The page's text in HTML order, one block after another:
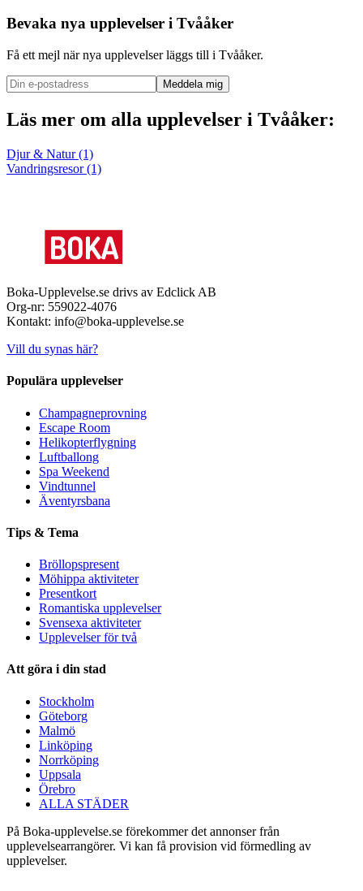
Bevaka nya upplevelser i Tvååker
Få ett mejl när nya upplevelser läggs till i Tvååker.
Meddela mig
Läs mer om alla upplevelser i Tvååker:
Djur & Natur (1)
Vandringsresor (1)
Boka-Upplevelse.se drivs av Edclick AB
Org-nr: 559022-4076
Kontakt: info@boka-upplevelse.se
Vill du synas här?
Populära upplevelser
Champagneprovning
Escape Room
Helikopterflygning
Luftballong
Spa Weekend
Vindtunnel
Äventyrsbana
Tips & Tema
Bröllopspresent
Möhippa aktiviteter
Presentkort
Romantiska upplevelser
Svensexa aktiviteter
Upplevelser för två
Att göra i din stad
Stockholm
Göteborg
Malmö
Linköping
Norrköping
Uppsala
Örebro
ALLA STÄDER
På Boka-upplevelse.se förekommer det annonser från
upplevelsearrangörer. Vi kan få provision vid förmedling av
upplevelser.